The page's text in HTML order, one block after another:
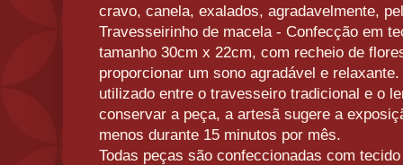
cravo, canela, exalados, agradavelmente,
Travesseirinho de macela - Confecção em
tamanho 30cm x 22cm, com recheio de
proporcionar um sono agradável e
utilizado entre o travesseiro tradicional e o
conservar a peça, a artesã sugere a
menos durante 15 minutos por mês.
Todas peças são confeccionadas com